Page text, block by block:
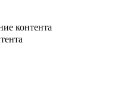
контента